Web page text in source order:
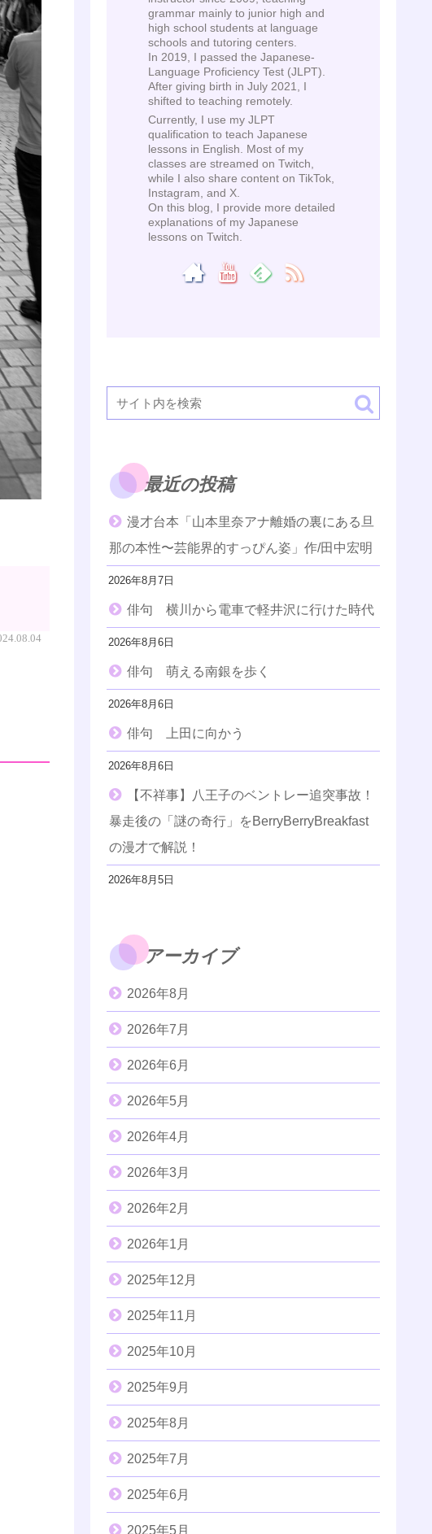
grammar mainly to junior high and
high school students at language
schools and tutoring centers.
In 2019, I passed the Japanese-
Language Proficiency Test (JLPT).
After giving birth in July 2021, I
shifted to teaching remotely.
Currently, I use my JLPT
qualification to teach Japanese
lessons in English. Most of my
classes are streamed on Twitch,
while I also share content on TikTok,
Instagram, and X.
On this blog, I provide more detailed
explanations of my Japanese
lessons on Twitch.
最近の投稿
漫才台本「山本里奈アナ離婚の裏にある旦
那の本性〜芸能界的すっぴん姿」作/田中宏明
2026年8月7日
俳句 横川から電車で軽井沢に行けた時代
2026年8月6日
俳句 萌える南銀を歩く
2026年8月6日
俳句 上田に向かう
2026年8月6日
【不祥事】八王子のベントレー追突事故！
暴走後の「謎の奇行」をBerryBerryBreakfast
の漫才で解説！
2026年8月5日
アーカイブ
2026年8月
2026年7月
2026年6月
2026年5月
2026年4月
2026年3月
2026年2月
2026年1月
2025年12月
2025年11月
2025年10月
2025年9月
2025年8月
2025年7月
2025年6月
2025年5月